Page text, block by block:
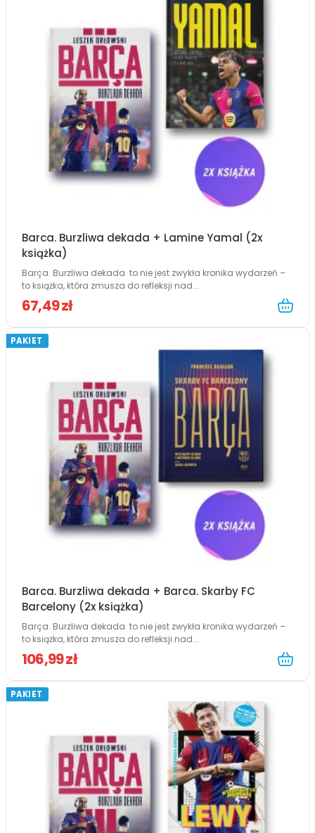
Barca. Burzliwa dekada + Lamine Yamal (2x
książka)
Barça. Burzliwa dekada to nie jest zwykła kronika wydarzeń –
to książka, która zmusza do refleksji nad...
67,49 zł
PAKIET
Barca. Burzliwa dekada + Barca. Skarby FC
Barcelony (2x książka)
Barça. Burzliwa dekada to nie jest zwykła kronika wydarzeń –
to książka, która zmusza do refleksji nad...
106,99 zł
PAKIET